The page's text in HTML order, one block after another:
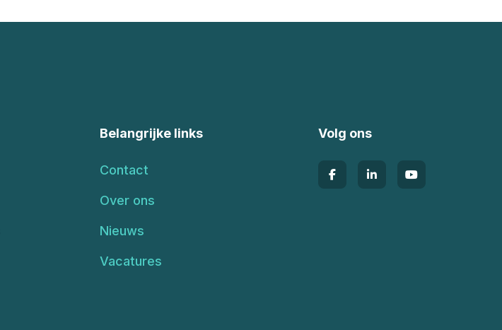
Belangrijke links
Contact
Over ons
Nieuws
Vacatures
Volg ons